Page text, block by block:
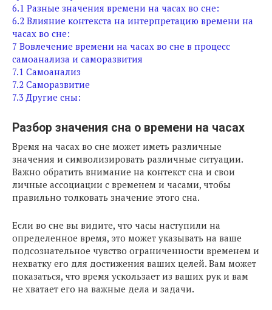
6.1 Разные значения времени на часах во сне:
6.2 Влияние контекста на интерпретацию времени на
часах во сне:
7 Вовлечение времени на часах во сне в процесс
самоанализа и саморазвития
7.1 Самоанализ
7.2 Саморазвитие
7.3 Другие сны:
Разбор значения сна о времени на часах
Время на часах во сне может иметь различные
значения и символизировать различные ситуации.
Важно обратить внимание на контекст сна и свои
личные ассоциации с временем и часами, чтобы
правильно толковать значение этого сна.
Если во сне вы видите, что часы наступили на
определенное время, это может указывать на ваше
подсознательное чувство ограниченности временем и
нехватку его для достижения ваших целей. Вам может
показаться, что время ускользает из ваших рук и вам
не хватает его на важные дела и задачи.